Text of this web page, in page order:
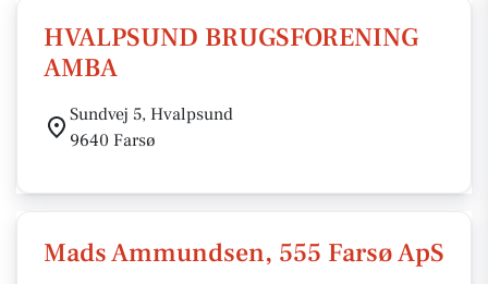
HVALPSUND BRUGSFORENING
AMBA
Sundvej 5, Hvalpsund
9640 Farsø
Mads Ammundsen, 555 Farsø ApS